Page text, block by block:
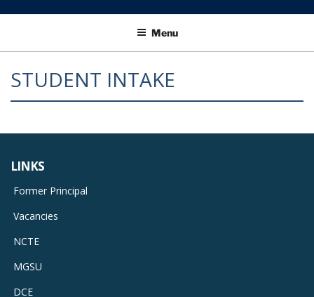
Menu
STUDENT INTAKE
LINKS
Former Principal
Vacancies
NCTE
MGSU
DCE